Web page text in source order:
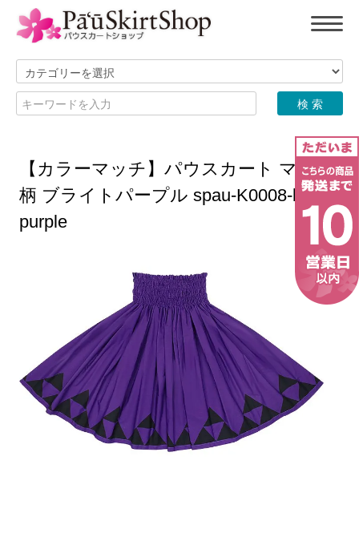
【カラーマッチ】パウスカート マウナ
柄 ブライトパープル spau-K0008-bright
purple